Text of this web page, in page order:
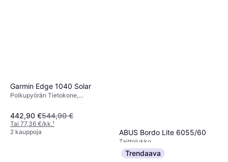
Garmin Edge 1040 Solar
Polkupyörän Tietokone,
Langaton, ANT+
442,90 €544,90 €
Tai 77,36 €/kk.¹
2 kauppoja
ABUS Bordo Lite 6055/60
Taittolukko
59,65 €
3 kauppoja
Trendaava